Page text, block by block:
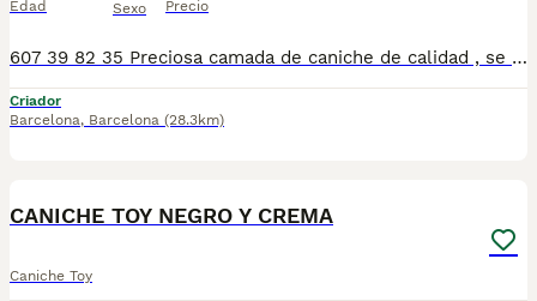
Edad Sexo Precio
607 39 82 35 Preciosa camada de caniche de calidad , se entregan con minimo de dos meses y medio de edad y sus vacunas correspondientes, desparasitados interna y externamente, pasaporte y microchip, contrato de garantia de salud. preferiblemente recogida en mano pero también podemos entregar en toda España mediante transporte de alta calidad preparado para animales y con chofer particular con posibilidad de pago contra reembolso Llámanos o háblanos por whats app, Teléfono 607398235
Criador
Barcelona, Barcelona (28.3km)
CANICHE TOY NEGRO Y CREMA
Caniche Toy